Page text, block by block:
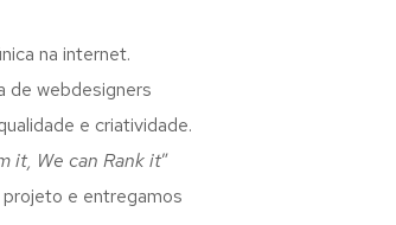
na internet.
de webdesigners
e criatividade.
it, We can Rank it”
e entregamos